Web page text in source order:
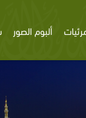
ألبوم الصور